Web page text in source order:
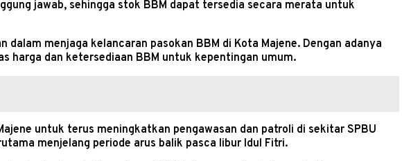
jawab, sehingga stok BBM dapat tersedia secara merata untuk
menjaga kelancaran pasokan BBM di Kota Majene. Dengan adanya
dan ketersediaan BBM untuk kepentingan umum.
untuk terus meningkatkan pengawasan dan patroli di sekitar SPBU
menjelang periode arus balik pasca libur Idul Fitri.